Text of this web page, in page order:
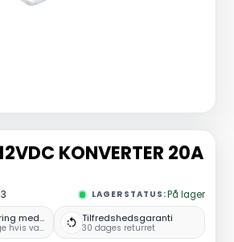
KONVERTER 20A
LAGERSTATUS:På lager
Hurtig levering med GLS
1–2 hverdage hvis varen er på lager
Tilfredshedsgaranti
30 dages returret